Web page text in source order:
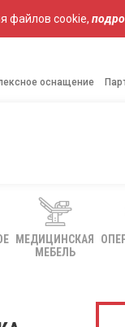
файлов cookie,
оснащение
МЕДИЦИНСКАЯ
МЕБЕЛЬ